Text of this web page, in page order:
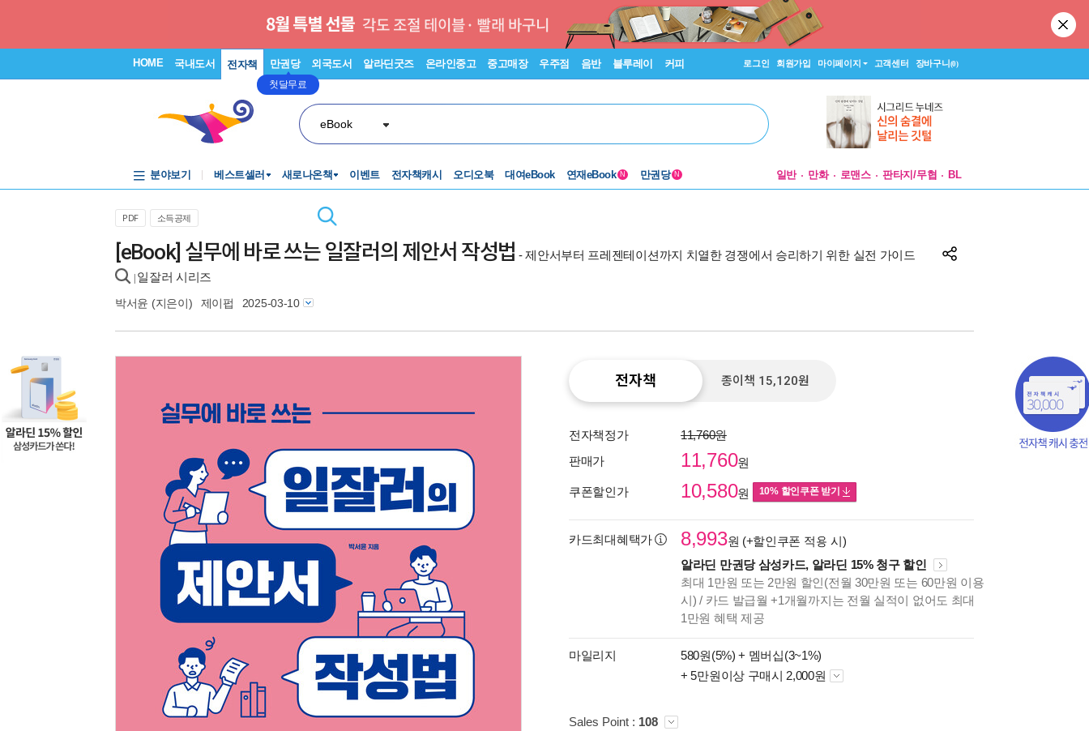
HOME 국내도서 전자책 만권당
첫달무료
외국도서 알라딘굿즈 온라인중고 중고매장 우주점 음반 블루레이 커피 로그인 회원가입 마이페이지 고객센터 장바구니(0)
eBook
분야보기 베스트셀러 새로나온책 이벤트 전자책캐시 오디오북 대여eBook 연재eBook N 만권당 N 일반 만화 로맨스 판타지/무협 BL
PDF 소득공제
[eBook] 실무에 바로 쓰는 일잘러의 제안서 작성법 - 제안서부터 프레젠테이션까지 치열한 경쟁에서 승리하기 위한 실전 가이드
일잘러 시리즈
박서윤 (지은이) 제이펍 2025-03-10
종이책의
미리보기
입니다.
전자책 종이책 15,120원
전자책정가
11,760원
판매가
11,760원
쿠폰할인가 10,580원 10% 할인쿠폰 받기
카드최대혜택가 8,993원 (+할인쿠폰 적용 시)
알라딘 만권당 삼성카드, 알라딘 15% 청구 할인
최대 1만원 또는 2만원 할인(전월 30만원 또는 60만원 이용
시) / 카드 발급월 +1개월까지는 전월 실적이 없어도 최대
1만원 혜택 제공
마일리지 580원(5%) + 멤버십(3~1%)
+ 5만원이상 구매시 2,000원
Sales Point : 108